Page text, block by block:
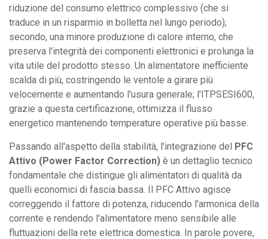
riduzione del consumo elettrico complessivo (che si
traduce in un risparmio in bolletta nel lungo periodo);
secondo, una minore produzione di calore interno, che
preserva l'integrità dei componenti elettronici e prolunga la
vita utile del prodotto stesso. Un alimentatore inefficiente
scalda di più, costringendo le ventole a girare più
velocemente e aumentando l'usura generale; l'ITPSESI600,
grazie a questa certificazione, ottimizza il flusso
energetico mantenendo temperature operative più basse.
Passando all'aspetto della stabilità, l'integrazione del PFC
Attivo (Power Factor Correction) è un dettaglio tecnico
fondamentale che distingue gli alimentatori di qualità da
quelli economici di fascia bassa. Il PFC Attivo agisce
correggendo il fattore di potenza, riducendo l'armonica della
corrente e rendendo l'alimentatore meno sensibile alle
fluttuazioni della rete elettrica domestica. In parole povere,